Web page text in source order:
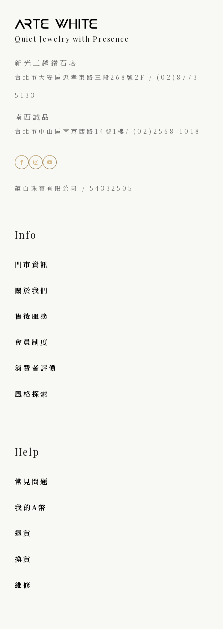
Quiet Jewelry with Presence
新光三越鑽石塔
台北市大安區忠孝東路三段268號2F / (02)8773-
5133
南西誠品
台北市中山區南京西路14號1樓/ (02)2568-1018
蘊白珠寶有限公司 / 54332505
Info
門市資訊
關於我們
售後服務
會員制度
消費者評價
風格探索
Help
常見問題
我的A幣
退貨
換貨
維修